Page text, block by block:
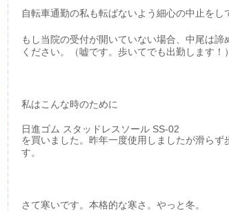
自転車通勤の私も転ばないよう細心の中止をし
もし当院の受付が開いていない場合、中尾は諦
ください。（嘘です。歩いてでも出勤します！）
私はこんな時のために
日進ゴム スタッドレスソール SS-02
を買いました。昨年一度使用しましたが滑らず
す。
さて寒いです。本格的な寒さ。やっと冬。